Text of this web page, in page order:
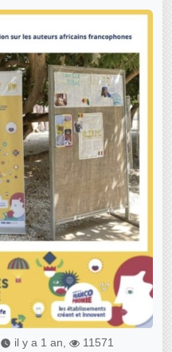
il y a 1 an, 11571